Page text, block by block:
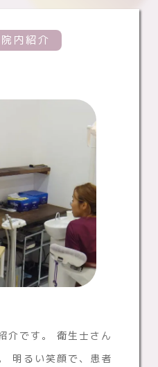
院内紹介
介です。 衛生士さん
明るい笑顔で、患者